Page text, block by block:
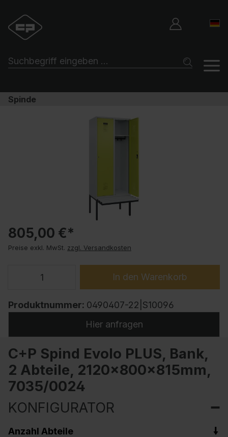
Spinde
805,00 €*
Preise exkl. MwSt. zzgl. Versandkosten
In den Warenkorb
Produktnummer: 0490407-22|S10096
Hier anfragen
C+P Spind Evolo PLUS, Bank,
2 Abteile, 2120x800x815mm,
7035/0024
KONFIGURATOR
Anzahl Abteile